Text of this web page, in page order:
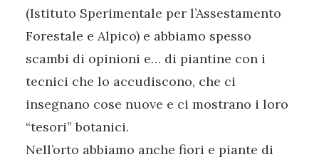
(Istituto Sperimentale per l’Assestamento
Forestale e Alpico) e abbiamo spesso
scambi di opinioni e… di piantine con i
tecnici che lo accudiscono, che ci
insegnano cose nuove e ci mostrano i loro
“tesori” botanici.
Nell’orto abbiamo anche fiori e piante di